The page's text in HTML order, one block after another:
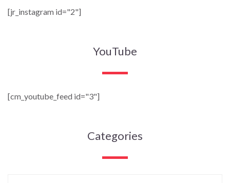
[jr_instagram id="2"]
YouTube
[cm_youtube_feed id="3"]
Categories